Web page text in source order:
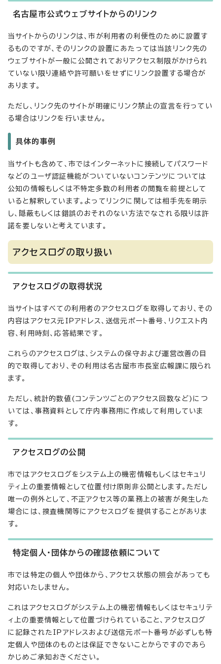
名古屋市公式ウェブサイトからのリンク
当サイトからのリンクは、市が利用者の利便性のために設置す
るものですが、そのリンクの設置にあたっては当該リンク先の
ウェブサイトが一般に公開されておりアクセス制限がかけられ
ていない限り連絡や許可願いをせずにリンク設置する場合が
あります。
ただし、リンク先のサイトが明確にリンク禁止の宣言を行ってい
る場合はリンクを行いません。
具体的事例
当サイトも含めて、市ではインターネットに接続してパスワード
などのユーザ認証機能がついていないコンテンツについては
公知の情報もしくは不特定多数の利用者の閲覧を前提として
いると解釈しています。よってリンクに関しては相手先を明示
し、隠蔽もしくは錯誤のおそれのない方法でなされる限りは許
諾を要しないと考えています。
アクセスログの取り扱い
アクセスログの取得状況
当サイトはすべての利用者のアクセスログを取得しており、その
内容はアクセス元IPアドレス、送信元ポート番号、リクエスト内
容、利用時刻、応答結果です。
これらのアクセスログは、システムの保守および運営改善の目
的で取得しており、その利用は名古屋市市長室広報課に限られ
ます。
ただし、統計的数値(コンテンツごとのアクセス回数など)につ
いては、事務資料として庁内事務用に作成して利用していま
す。
アクセスログの公開
市ではアクセスログをシステム上の機密情報もしくはセキュリ
ティ上の重要情報として位置付け原則非公開とします。ただし
唯一の例外として、不正アクセス等の業務上の被害が発生した
場合には、捜査機関等にアクセスログを提供することがありま
す。
特定個人・団体からの確認依頼について
市では特定の個人や団体から、アクセス状態の照会があっても
対応いたしません。
これはアクセスログがシステム上の機密情報もしくはセキュリテ
ィ上の重要情報として位置づけられていること、アクセスログ
に記録されたIPアドレスおよび送信元ポート番号が必ずしも特
定個人や団体のものとは保証できないことからですのであら
かじめご承知おきください。